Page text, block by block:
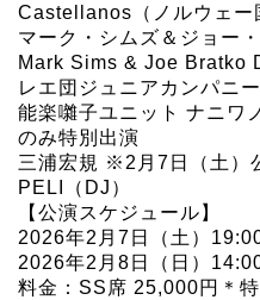
Castellanos（ノルウェー
マーク・シムズ＆ジョー
Mark Sims & Joe Bratko
レエ団ジュニアカンパニー
能楽囃子ユニット ナニワ
のみ特別出演
三浦宏規 ※2月7日（土）
PELI（DJ）
【公演スケジュール】
2026年2月7日（土）
2026年2月8日（日）
料金：SS席 25,000円＊